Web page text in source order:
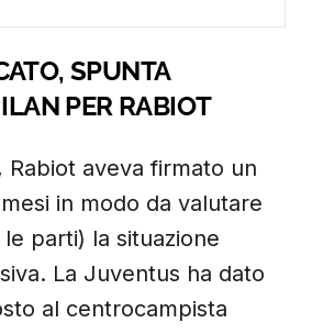
SPUNTA
PER RABIOT
Rabiot aveva firmato un
in modo da valutare
parti) la situazione
La Juventus ha dato
al centrocampista